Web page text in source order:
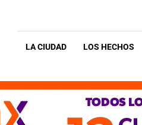
LA CIUDAD LOS HECHOS